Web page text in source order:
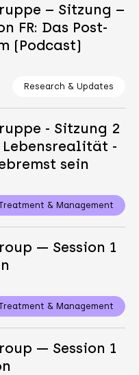
– Sitzung –
FR: Das Post-
(Podcast)
Research & Updates
- Sitzung 2
Lebensrealität -
sein
& Management
— Session 1
& Management
— Session 1